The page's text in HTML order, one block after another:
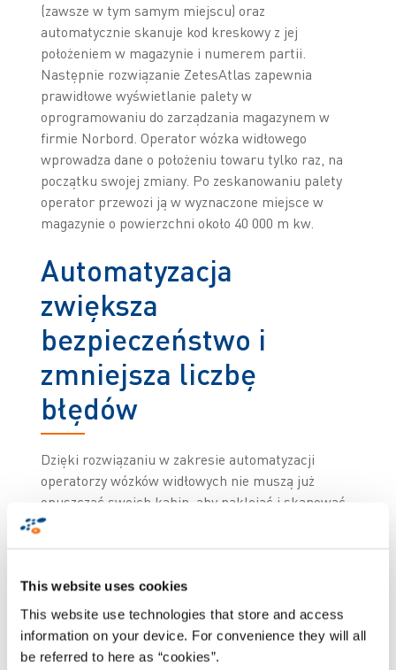
This website uses cookies
This website use technologies that store and access
information on your device. For convenience they will all
be referred to here as “cookies”.
(zawsze w tym samym miejscu) oraz
automatycznie skanuje kod kreskowy z jej
położeniem w magazynie i numerem partii.
Następnie rozwiązanie ZetesAtlas zapewnia
prawidłowe wyświetlanie palety w
oprogramowaniu do zarządzania magazynem w
firmie Norbord. Operator wózka widłowego
wprowadza dane o położeniu towaru tylko raz, na
początku swojej zmiany. Po zeskanowaniu palety
operator przewozi ją w wyznaczone miejsce w
magazynie o powierzchni około 40 000 m kw.
Automatyzacja
zwiększa
bezpieczeństwo i
zmniejsza liczbę
błędów
Dzięki rozwiązaniu w zakresie automatyzacji
operatorzy wózków widłowych nie muszą już
opuszczać swoich kabin, aby naklejać i skanować
etykiety. W ten sposób znacząco zwiększa się
wchodzenia do niej z powrotem zawsze wiąże się z
ryzykiem upadku.
„Dzięki projektowi firmy Zetes różnica jest